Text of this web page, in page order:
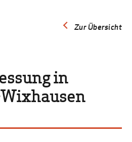
Zur Übersicht
in